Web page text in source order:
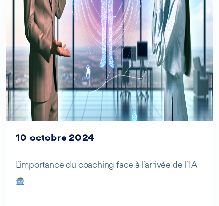
10 octobre 2024
L’importance du coaching face à l’arrivée de l’IA
Maibee